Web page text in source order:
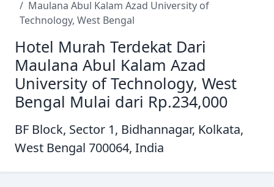
Maulana Abul Kalam Azad University of
Technology, West Bengal
Hotel Murah Terdekat Dari
Maulana Abul Kalam Azad
University of Technology, West
Bengal Mulai dari Rp.234,000
BF Block, Sector 1, Bidhannagar, Kolkata,
West Bengal 700064, India